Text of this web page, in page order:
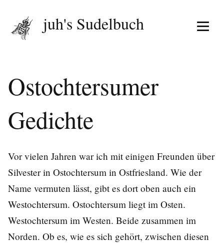
Menü
juh's Sudelbuch
Ostochtersumer
Gedichte
Vor vielen Jahren war ich mit einigen Freunden über
Silvester in Ostochtersum in Ostfriesland. Wie der
Name vermuten lässt, gibt es dort oben auch ein
Westochtersum. Ostochtersum liegt im Osten.
Westochtersum im Westen. Beide zusammen im
Norden. Ob es, wie es sich gehört, zwischen diesen